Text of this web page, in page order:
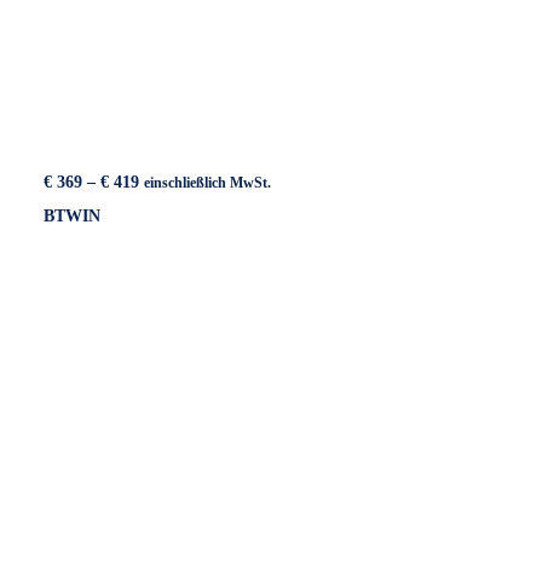
€ 369 – € 419Preisspanne:
einschließlich MwSt.
BTWIN